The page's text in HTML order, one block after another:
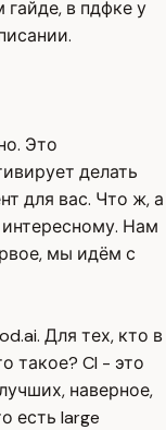
гайде, в пдфке у
Это
делать
для вас. Что ж, а
Нам
мы идём с
Для тех, кто в
такое? Cl - это
наверное,
есть large